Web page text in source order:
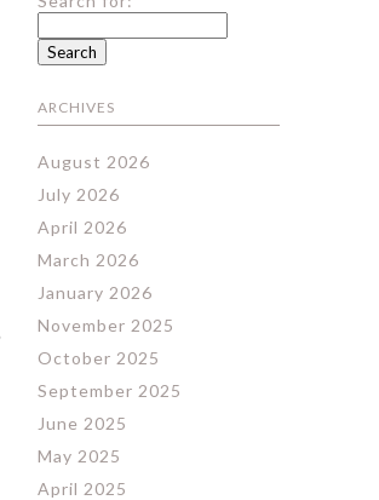
ARCHIVES
August 2026
July 2026
April 2026
March 2026
January 2026
November 2025
October 2025
September 2025
June 2025
May 2025
April 2025